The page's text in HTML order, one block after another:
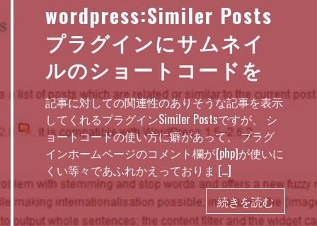
wordpress:Similer Posts
プラグインにサムネイ
ルのショートコードを
記事に対しての関連性のありそうな記事を表示
してくれるプラグインSimiler Postsですが、 シ
ョートコードの使い方に癖があって、 プラグ
インホームページのコメント欄が{php}が使いに
くい等々であふれかえっておりま […]
続きを読む